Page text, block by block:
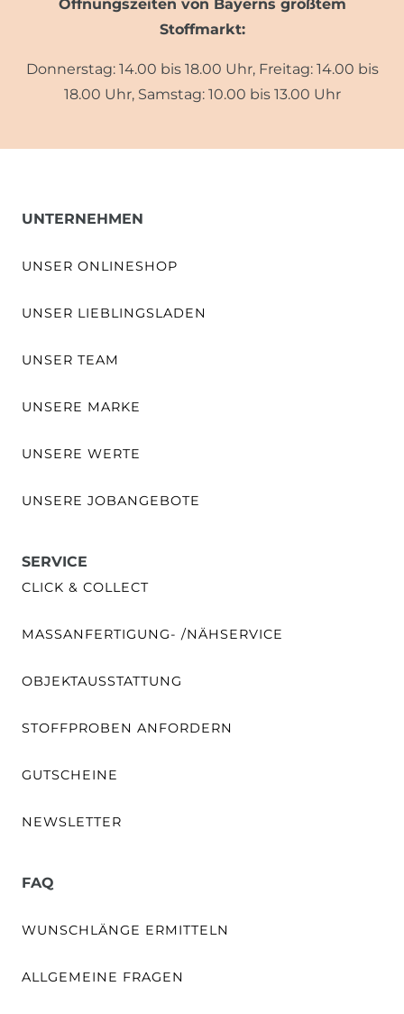
Öffnungszeiten von Bayerns größtem
Stoffmarkt:
Donnerstag: 14.00 bis 18.00 Uhr, Freitag: 14.00 bis
18.00 Uhr, Samstag: 10.00 bis 13.00 Uhr
UNTERNEHMEN
UNSER ONLINESHOP
UNSER LIEBLINGSLADEN
UNSER TEAM
UNSERE MARKE
UNSERE WERTE
UNSERE JOBANGEBOTE
SERVICE
CLICK & COLLECT
MASSANFERTIGUNG- /NÄHSERVICE
OBJEKTAUSSTATTUNG
STOFFPROBEN ANFORDERN
GUTSCHEINE
NEWSLETTER
FAQ
WUNSCHLÄNGE ERMITTELN
ALLGEMEINE FRAGEN